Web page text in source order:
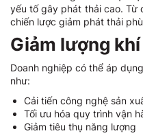
yếu tố gây phát thải cao. Từ
chiến lược giảm phát thải
Giảm lượng
Doanh nghiệp có thể áp
như:
Cải tiến công nghệ sản
Tối ưu hóa quy trình vận
Giảm tiêu thụ năng lượng